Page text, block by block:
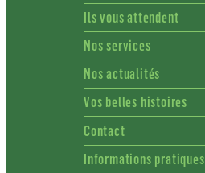
Ils vous attendent
Nos services
Nos actualités
Vos belles histoires
Contact
Informations pratiques